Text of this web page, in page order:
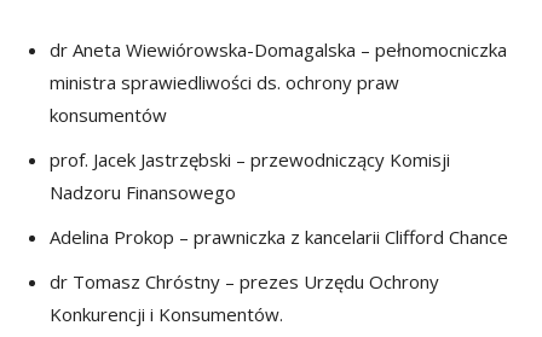
dr Aneta Wiewiórowska-Domagalska – pełnomocniczka
ministra sprawiedliwości ds. ochrony praw
konsumentów
prof. Jacek Jastrzębski – przewodniczący Komisji
Nadzoru Finansowego
Adelina Prokop – prawniczka z kancelarii Clifford Chance
dr Tomasz Chróstny – prezes Urzędu Ochrony
Konkurencji i Konsumentów.